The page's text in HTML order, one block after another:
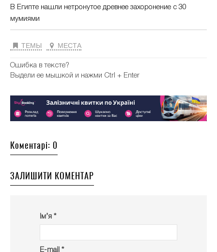
В Египте нашли нетронутое древнее захоронение с 30
мумиями
ТЕМЫ МЕСТА
Ошибка в тексте?
Выдели ее мышкой и нажми Ctrl + Enter
Коментарі: 0
ЗАЛИШИТИ КОМЕНТАР
Ім’я *
E-mail *